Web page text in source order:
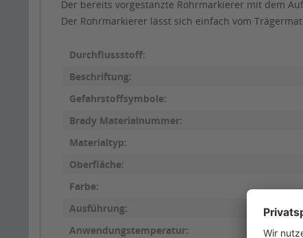
Der bereits vorgestanzte Rohrmarkierer mit dem
Der Rohrmarkierer lässt sich einfach vom
Durchflussstoff:
Beschriftung:
Gefahrstoffsymbole:
Brady Materialnummer:
Materialtyp:
Oberfläche:
Farbe:
Ausführung:
Anwendungstemperatur: